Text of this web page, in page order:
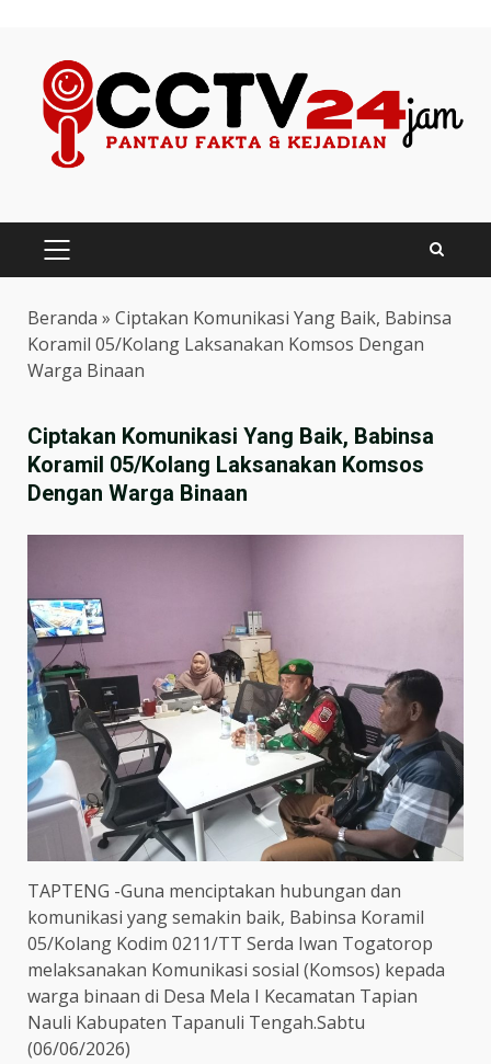
content
PRIMARY
MENU
Beranda » Ciptakan Komunikasi Yang Baik, Babinsa
Koramil 05/Kolang Laksanakan Komsos Dengan
Warga Binaan
Ciptakan Komunikasi Yang Baik, Babinsa
Koramil 05/Kolang Laksanakan Komsos
Dengan Warga Binaan
TAPTENG -Guna menciptakan hubungan dan
komunikasi yang semakin baik, Babinsa Koramil
05/Kolang Kodim 0211/TT Serda Iwan Togatorop
melaksanakan Komunikasi sosial (Komsos) kepada
warga binaan di Desa Mela I Kecamatan Tapian
Nauli Kabupaten Tapanuli Tengah.Sabtu
(06/06/2026)